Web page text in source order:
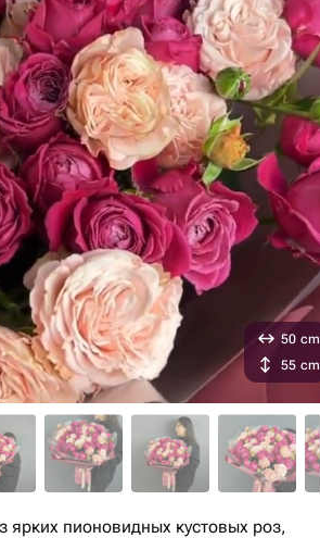
50 cm
55 cm
ярких пионовидных кустовых роз,